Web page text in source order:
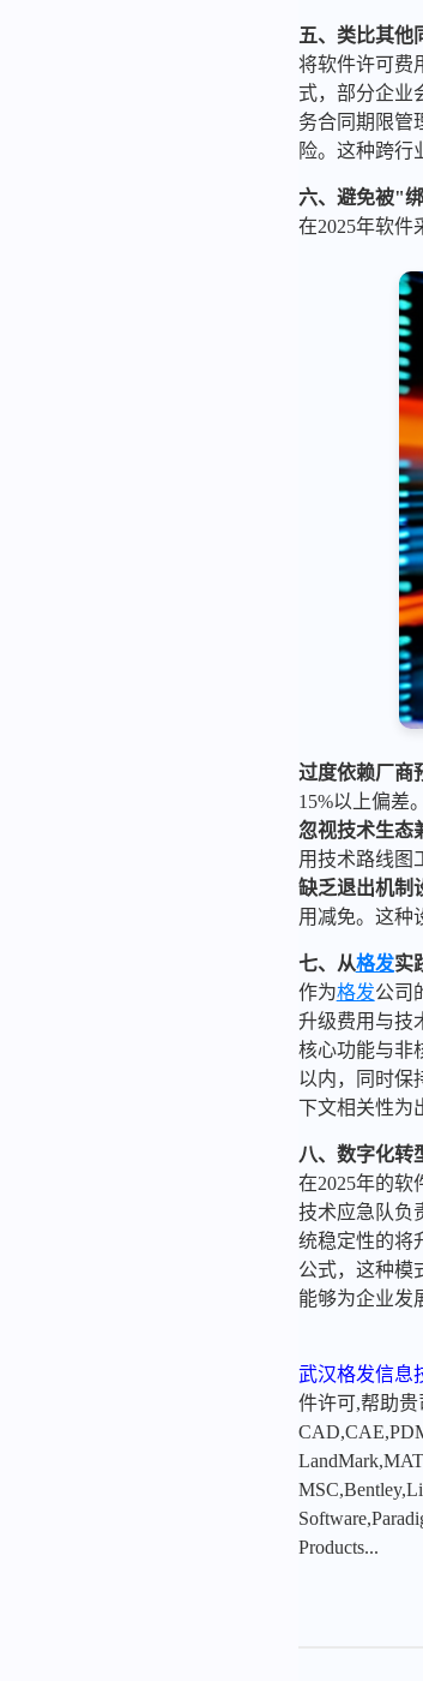
五、类比其他
将软件许可费
式，部分企业
务合同期限管
险。这种跨行
六、避免被"
在2025年软件
过度依赖厂商
15%以上偏差
忽视技术生态
用技术路线图
缺乏退出机制
用减免。这种
七、从格发实
作为格发公司
升级费用与技
核心功能与非
以内，同时保
下文相关性为
八、数字化转
在2025年的软
技术应急队负
统稳定性的将
公式，这种模
能够为企业发
武汉格发信息
件许可,帮助
Products...